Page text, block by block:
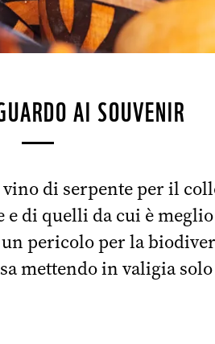
AI SOUVENIR
di serpente per il
di quelli da cui è
pericolo per la
mettendo in valigia